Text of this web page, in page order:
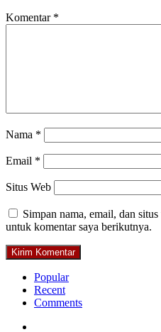
Komentar *
Nama *
Email *
Situs Web
Simpan nama, email, dan
untuk komentar saya berikutnya.
Popular
Recent
Comments